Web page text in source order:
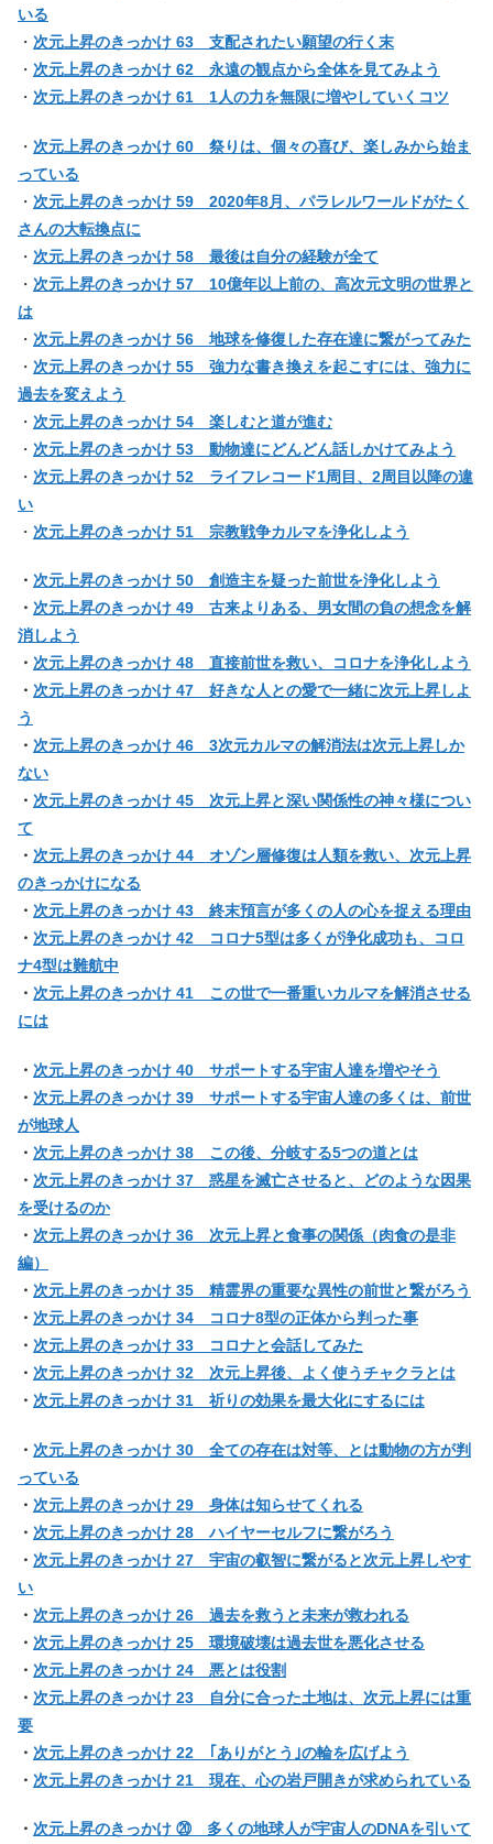
いる
・ 次元上昇のきっかけ 63 支配されたい願望の行く末
・ 次元上昇のきっかけ 62 永遠の観点から全体を見てみよう
・ 次元上昇のきっかけ 61 1人の力を無限に増やしていくコツ
・ 次元上昇のきっかけ 60 祭りは、個々の喜び、楽しみから始ま
っている
・ 次元上昇のきっかけ 59 2020年8月、パラレルワールドがたく
さんの大転換点に
・ 次元上昇のきっかけ 58 最後は自分の経験が全て
・ 次元上昇のきっかけ 57 10億年以上前の、高次元文明の世界と
は
・ 次元上昇のきっかけ 56 地球を修復した存在達に繋がってみた
・ 次元上昇のきっかけ 55 強力な書き換えを起こすには、強力に
過去を変えよう
・ 次元上昇のきっかけ 54 楽しむと道が進む
・ 次元上昇のきっかけ 53 動物達にどんどん話しかけてみよう
・ 次元上昇のきっかけ 52 ライフレコード1周目、2周目以降の違
い
・ 次元上昇のきっかけ 51 宗教戦争カルマを浄化しよう
・ 次元上昇のきっかけ 50 創造主を疑った前世を浄化しよう
・ 次元上昇のきっかけ 49 古来よりある、男女間の負の想念を解
消しよう
・ 次元上昇のきっかけ 48 直接前世を救い、コロナを浄化しよう
・ 次元上昇のきっかけ 47 好きな人との愛で一緒に次元上昇しよ
う
・ 次元上昇のきっかけ 46 3次元カルマの解消法は次元上昇しか
ない
・ 次元上昇のきっかけ 45 次元上昇と深い関係性の神々様につい
て
・ 次元上昇のきっかけ 44 オゾン層修復は人類を救い、次元上昇
のきっかけになる
・ 次元上昇のきっかけ 43 終末預言が多くの人の心を捉える理由
・ 次元上昇のきっかけ 42 コロナ5型は多くが浄化成功も、コロ
ナ4型は難航中
・ 次元上昇のきっかけ 41 この世で一番重いカルマを解消させる
には
・ 次元上昇のきっかけ 40 サポートする宇宙人達を増やそう
・ 次元上昇のきっかけ 39 サポートする宇宙人達の多くは、前世
が地球人
・ 次元上昇のきっかけ 38 この後、分岐する5つの道とは
・ 次元上昇のきっかけ 37 惑星を滅亡させると、どのような因果
を受けるのか
・ 次元上昇のきっかけ 36 次元上昇と食事の関係（肉食の是非
編）
・ 次元上昇のきっかけ 35 精霊界の重要な異性の前世と繋がろう
・ 次元上昇のきっかけ 34 コロナ8型の正体から判った事
・ 次元上昇のきっかけ 33 コロナと会話してみた
・ 次元上昇のきっかけ 32 次元上昇後、よく使うチャクラとは
・ 次元上昇のきっかけ 31 祈りの効果を最大化にするには
・ 次元上昇のきっかけ 30 全ての存在は対等、とは動物の方が判
っている
・ 次元上昇のきっかけ 29 身体は知らせてくれる
・ 次元上昇のきっかけ 28 ハイヤーセルフに繋がろう
・ 次元上昇のきっかけ 27 宇宙の叡智に繋がると次元上昇しやす
い
・ 次元上昇のきっかけ 26 過去を救うと未来が救われる
・ 次元上昇のきっかけ 25 環境破壊は過去世を悪化させる
・ 次元上昇のきっかけ 24 悪とは役割
・ 次元上昇のきっかけ 23 自分に合った土地は、次元上昇には重
要
・ 次元上昇のきっかけ 22 ｢ありがとう｣の輪を広げよう
・ 次元上昇のきっかけ 21 現在、心の岩戸開きが求められている
・ 次元上昇のきっかけ ⑳ 多くの地球人が宇宙人のDNAを引いて